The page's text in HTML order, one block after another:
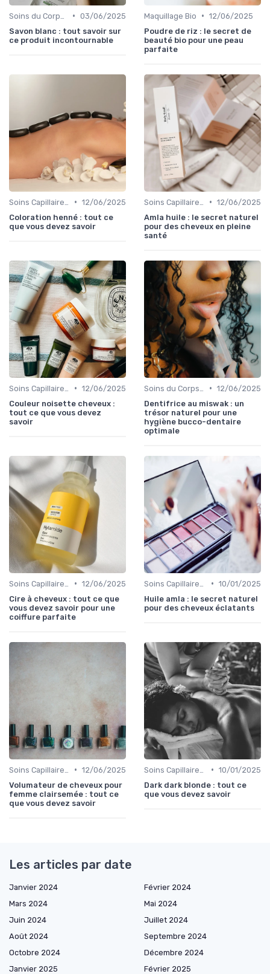
• 03/06/2025
Savon blanc : tout savoir sur
ce produit incontournable
Maquillage Bio • 12/06/2025
Poudre de riz : le secret de
beauté bio pour une peau
parfaite
• 12/06/2025
Coloration henné : tout ce
que vous devez savoir
• 12/06/2025
Amla huile : le secret naturel
pour des cheveux en pleine
santé
• 12/06/2025
Couleur noisette cheveux :
tout ce que vous devez
savoir
• 12/06/2025
Dentifrice au miswak : un
trésor naturel pour une
hygiène bucco-dentaire
optimale
• 12/06/2025
Cire à cheveux : tout ce que
vous devez savoir pour une
coiffure parfaite
• 10/01/2025
Huile amla : le secret naturel
pour des cheveux éclatants
• 12/06/2025
Volumateur de cheveux pour
femme clairsemée : tout ce
que vous devez savoir
• 10/01/2025
Dark dark blonde : tout ce
que vous devez savoir
Les articles par date
Janvier 2024
Février 2024
Mars 2024
Mai 2024
Juin 2024
Juillet 2024
Août 2024
Septembre 2024
Octobre 2024
Décembre 2024
Janvier 2025
Février 2025